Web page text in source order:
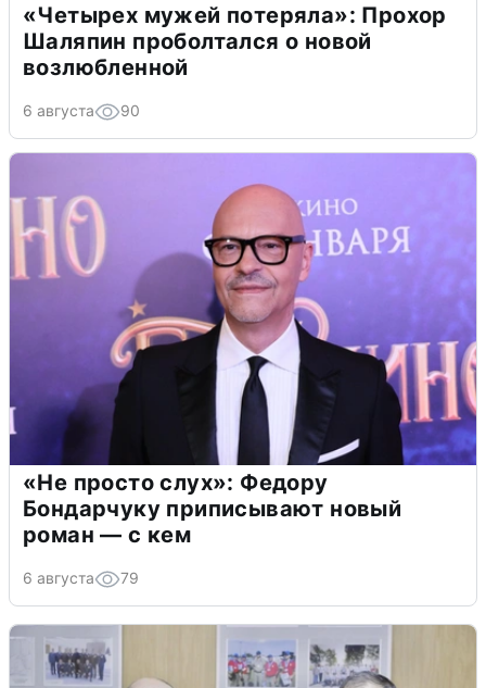
«Четырех мужей потеряла»: Прохор
Шаляпин проболтался о новой
возлюбленной
6 августа 90
«Не просто слух»: Федору
Бондарчуку приписывают новый
роман — с кем
6 августа 79